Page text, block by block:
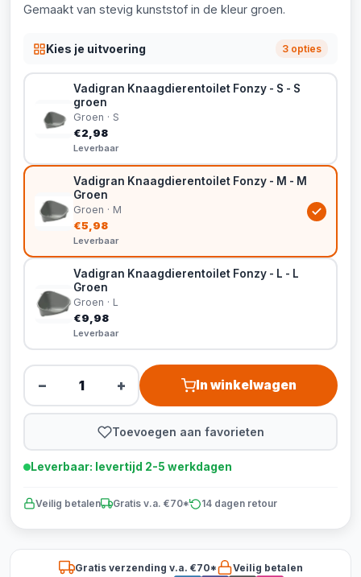
Gemaakt van stevig kunststof in de kleur groen.
Kies je uitvoering 3 opties
Vadigran Knaagdierentoilet Fonzy - S - S
groen
Groen · S
€2,98
Leverbaar
Vadigran Knaagdierentoilet Fonzy - M - M
Groen
Groen · M
€5,98
Leverbaar
Vadigran Knaagdierentoilet Fonzy - L - L
Groen
Groen · L
€9,98
Leverbaar
− + In winkelwagen
Toevoegen aan favorieten
Leverbaar: levertijd 2-5 werkdagen
Veilig betalen Gratis v.a. €70* 14 dagen retour
Gratis verzending v.a. €70*
Veilig betalen